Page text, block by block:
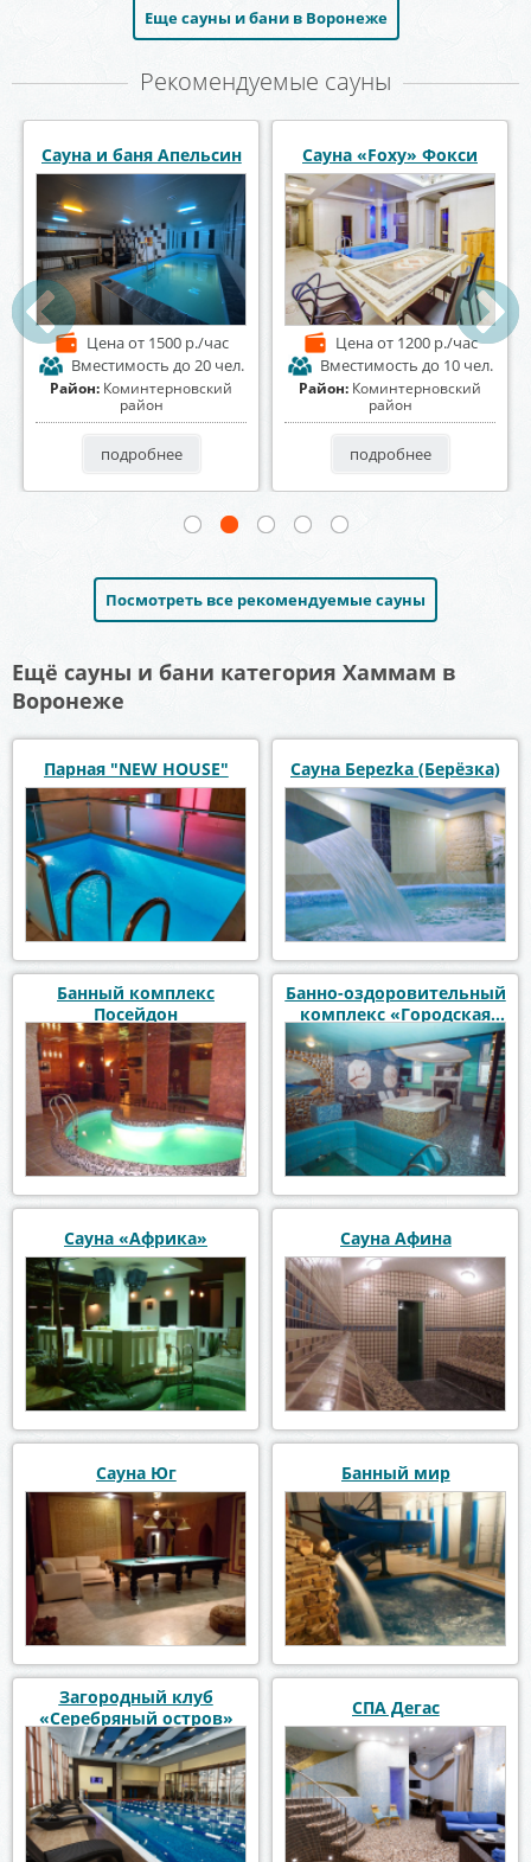
Еще сауны и бани в Воронеже
Рекомендуемые сауны
СПА комплекс СолеМио
Ценаот 2500 р./час
Вместимость до 20 чел.
Район:Центральный район
подробнее
Сауна «Пещера»
Ценаот 1200 р./час
Вместимостьдо 8 чел.
Район:Центральный район
подробнее
Посмотреть все рекомендуемые сауны
Ещё сауны и бани категория Хаммам в
Воронеже
Парная "NEW HOUSE" Сауна Береzka (Берёзка)
Банный комплекс
Посейдон
Банно-оздоровительный
комплекс «Городская
дача»
Сауна «Африка» Сауна Афина
Сауна Юг Банный мир
Загородный клуб
«Серебряный остров»
СПА Дегас